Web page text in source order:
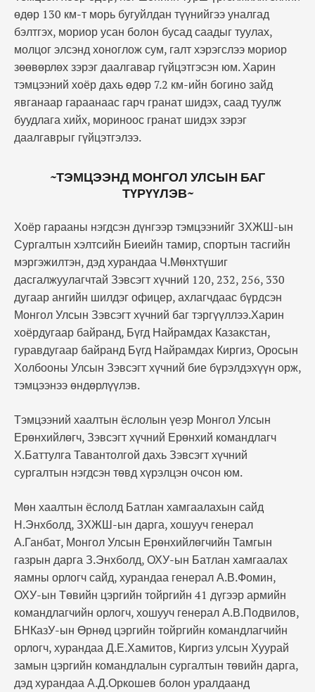
өдөр 130 км-т морь бугуйлдан түүнийгээ уналгад
бэлтгэх, мориор усан болон бусад саадыг туулах,
молцог элсэнд хоноглож сум, галт хэрэгслээ мориор
зөөвөрлөх зэрэг даалгавар гүйцэтгэсэн юм. Харин
тэмцээний хоёр дахь өдөр 7.2 км-ийн богино зайд
явганаар гараанаас гарч гранат шидэх, саад туулж
буудлага хийх, мориноос гранат шидэх зэрэг
даалгаврыг гүйцэтгэлээ.
~ТЭМЦЭЭНД МОНГОЛ УЛСЫН БАГ
ТҮРҮҮЛЭВ~
Хоёр гарааны нэгдсэн дүнгээр тэмцээнийг ЗХЖШ-ын
Сургалтын хэлтсийн Биеийн тамир, спортын тасгийн
мэргэжилтэн, дэд хурандаа Ч.Мөнхтүшиг
дасгалжуулагчтай Зэвсэгт хүчний 120, 232, 256, 330
дугаар ангийн шилдэг офицер, ахлагчдаас бүрдсэн
Монгол Улсын Зэвсэгт хүчний баг тэргүүллээ.Харин
хоёрдугаар байранд, Бүгд Найрамдах Казакстан,
гуравдугаар байранд Бүгд Найрамдах Киргиз, Оросын
Холбооны Улсын Зэвсэгт хүчний бие бүрэлдэхүүн орж,
тэмцээнээ өндөрлүүлэв.
Тэмцээний хаалтын ёслолын үеэр Монгол Улсын
Ерөнхийлөгч, Зэвсэгт хүчний Ерөнхий командлагч
Х.Баттулга Тавантолгой дахь Зэвсэгт хүчний
сургалтын нэгдсэн төвд хүрэлцэн очсон юм.
Мөн хаалтын ёслолд Батлан хамгаалахын сайд
Н.Энхболд, ЗХЖШ-ын дарга, хошууч генерал
А.Ганбат, Монгол Улсын Ерөнхийлөгчийн Тамгын
газрын дарга З.Энхболд, ОХУ-ын Батлан хамгаалах
яамны орлогч сайд, хурандаа генерал А.В.Фомин,
ОХУ-ын Төвийн цэргийн тойргийн 41 дүгээр армийн
командлагчийн орлогч, хошууч генерал А.В.Подвилов,
БНКазУ-ын Өрнөд цэргийн тойргийн командлагчийн
орлогч, хурандаа Д.Е.Хамитов, Киргиз улсын Хуурай
замын цэргийн командлалын сургалтын төвийн дарга,
дэд хурандаа А.Д.Оркошев болон уралдаанд